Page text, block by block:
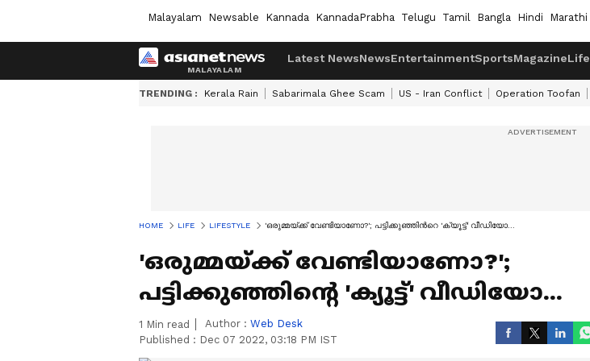
Malayalam Newsable Kannada KannadaPrabha Telugu Tamil Bangla Hindi Marathi
Latest NewsNewsEntertainmentSportsMagazineLife
TRENDING : Kerala Rain Sabarimala Ghee Scam US - Iran Conflict Operation Toofan
HOME LIFE LIFESTYLE 'ഒരുമ്മയ്ക്ക് വേണ്ടിയാണോ?'; പട്ടിക്കുഞ്ഞിന്‍റെ 'ക്യൂട്ട്' വീഡിയോ...
'ഒരുമ്മയ്ക്ക് വേണ്ടിയാണോ?';
പട്ടിക്കുഞ്ഞിന്‍റെ 'ക്യൂട്ട്' വീഡിയോ...
1 Min read Author : Web Desk
Published : Dec 07 2022, 03:18 PM IST